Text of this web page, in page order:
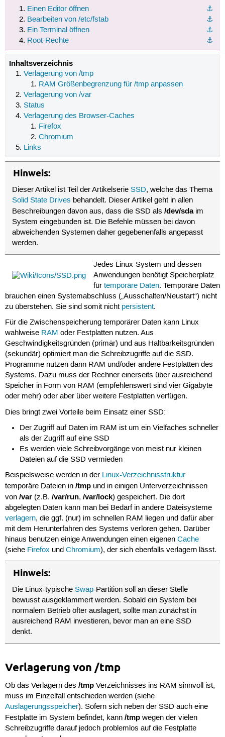
⚓︎
Einen Editor öffnen
⚓︎
Bearbeiten von /etc/fstab
⚓︎
Ein Terminal öffnen
⚓︎
Root-Rechte
Inhaltsverzeichnis
Verlagerung von /tmp
RAM Größenbegrenzung für /tmp anpassen
Verlagerung von /var
Status
Verlagerung des Browser-Caches
Firefox
Chromium
Links
Hinweis:
Dieser Artikel ist Teil der ArtikelserieSSD, welche das Thema
Solid State Drives behandelt. Dieser Artikel geht in allen
Beschreibungen davon aus, dass die SSD als/dev/sdaim
System eingebunden ist. Die Befehle müssen bei davon
abweichenden Systemen daher gegebenenfalls angepasst
werden.
Jedes Linux-System und dessen
Anwendungen benötigt Speicherplatz
fürtemporäre Daten. Temporäre Daten
brauchen einen Systemabschluss („Ausschalten/Neustart“) nicht
zu überstehen. Sie sind somit nicht persistent.
Für die Zwischenspeicherung temporärer Daten kann Linux
wahlweise RAM oder Festplatten nutzen. Aus
Geschwindigkeitsgründen (primär) und aus Haltbarkeitsgründen
(sekundär) optimiert man die Schreibzugriffe auf die SSD.
Programme nutzen dann RAM und/oder andere Festplatten des
Systems. Dazu muss der Rechner einerseits über ausreichend
Speicher in Form von RAM (empfehlenswert sind vier Gigabyte
oder mehr) oder aber über weitere Festplatten verfügen.
Dies bringt zwei Vorteile beim Einsatz einer SSD:
Der Zugriff auf Daten im RAM ist um ein Vielfaches schneller
als der Zugriff auf eine SSD
Es werden viele Schreibvorgänge von meist nur kleinen
Dateien auf die SSD vermieden
Beispielsweise werden in der Linux-Verzeichnisstruktur
temporäre Dateien in /tmpund in einigen Unterverzeichnissen
von /var(z.B. /var/run, /var/lock) gespeichert. Die dort
abgelegten Daten kann man bei Bedarf in andere Dateisysteme
verlagern, die ggf. (nur) im schnellen RAM liegen und dafür aber
mit dem Herunterfahren des Systems verloren gehen. Darüber
hinaus benutzen einige Anwendungen einen eigenen Cache
(siehe Firefox und Chromium), der sich ebenfalls verlagern lässt.
Hinweis:
Die Linux-typischeSwap-Partition soll an dieser Stelle
bewusst ausgeklammert werden. Sobald ein System bei
normalem Betrieb öfter auslagert, sollte man zunächst in
ausreichend RAM investieren, bevor man an eine SSD
denkt.
Verlagerung von /tmp
Ob das Verlagern des /tmpVerzeichnisses ins RAM sinnvoll ist,
muss im Einzelfall entschieden werden (siehe
Auslagerungsspeicher). Sofern sich neben der SSD auch eine
Festplatte im System befindet, kann /tmpwegen der vielen
Schreibzugriffe darauf jedoch problemlos auf die Festplatte